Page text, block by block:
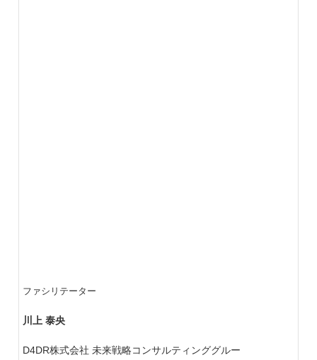
ファシリテーター
川上 泰央
D4DR株式会社 未来戦略コンサルティンググルー